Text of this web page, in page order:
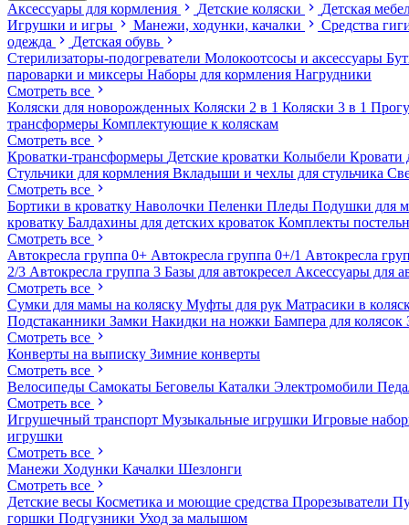
Аксессуары для кормления Детские коляски
Детская
Игрушки и игры
Манежи, ходунки, качалки
Средства
одежда
Детская обувь
Стерилизаторы-подогреватели Молокоотсосы и аксессуары
пароварки и миксеры Наборы для кормления Нагрудники
Смотреть все
Коляски для новорожденных Коляски 2 в 1 Коляски 3 в 1
трансформеры Комплектующие к коляскам
Смотреть все
Кроватки-трансформеры Детские кроватки Колыбели Кровати
Стульчики для кормления Вкладыши и чехлы для стульчика
Смотреть все
Бортики в кроватку Наволочки Пеленки Пледы Подушки для
кроватку Балдахины для детских кроваток Комплекты
Смотреть все
Автокресла группа 0+ Автокресла группа 0+/1 Автокресла
2/3 Автокресла группа 3 Базы для автокресел Аксессуары для
Смотреть все
Сумки для мамы на коляску Муфты для рук Матрасики в
Подстаканники Замки Накидки на ножки Бампера для колясок
Смотреть все
Конверты на выписку Зимние конверты
Смотреть все
Велосипеды Самокаты Беговелы Каталки Электромобили
Смотреть все
Игрушечный транспорт Музыкальные игрушки Игровые
игрушки
Смотреть все
Манежи Ходунки Качалки Шезлонги
Смотреть все
Детские весы Косметика и моющие средства Прорезыватели
горшки Подгузники Уход за малышом